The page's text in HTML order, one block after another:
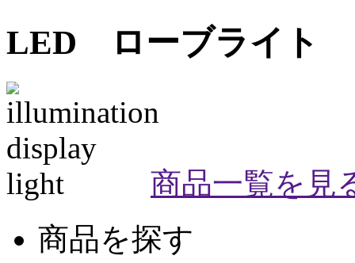
LED ローブライト
商品一覧を見
商品を探す